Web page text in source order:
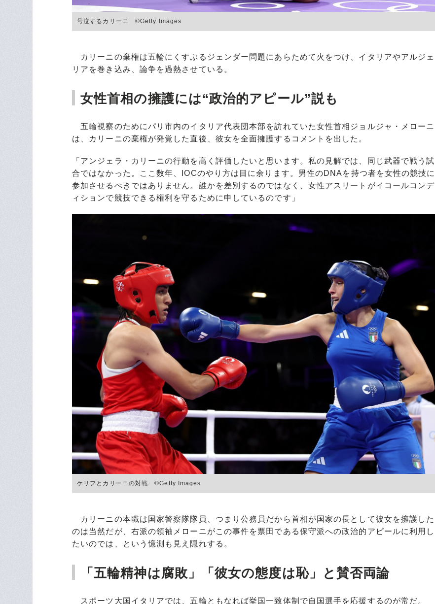
号泣するカリーニ ©Getty Images
カリーニの棄権は五輪にくすぶるジェンダー問題にあらためて火をつけ、イタリアやアルジェ
リアを巻き込み、論争を過熱させている。
女性首相の擁護には“政治的アピール”説も
五輪視察のためにパリ市内のイタリア代表団本部を訪れていた女性首相ジョルジャ・メローニ
は、カリーニの棄権が発覚した直後、彼女を全面擁護するコメントを出した。
「アンジェラ・カリーニの行動を高く評価したいと思います。私の見解では、同じ武器で戦う試
合ではなかった。ここ数年、IOCのやり方は目に余ります。男性のDNAを持つ者を女性の競技に
参加させるべきではありません。誰かを差別するのではなく、女性アスリートがイコールコンデ
ィションで競技できる権利を守るために申しているのです」
ケリフとカリーニの対戦 ©Getty Images
カリーニの本職は国家警察隊隊員、つまり公務員だから首相が国家の長として彼女を擁護した
のは当然だが、右派の領袖メローニがこの事件を票田である保守派への政治的アピールに利用し
たいのでは、という憶測も見え隠れする。
「五輪精神は腐敗」「彼女の態度は恥」と賛否両論
スポーツ大国イタリアでは、五輪ともなれば挙国一致体制で自国選手を応援するのが常だ。